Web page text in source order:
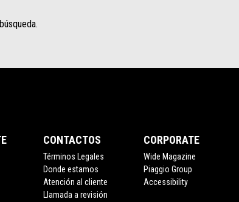
CONTACTOS
Términos Legales
Donde estamos
Atención al cliente
Llamada a revisión
CORPORATE
Wide Magazine
Piaggio Group
Accessibility